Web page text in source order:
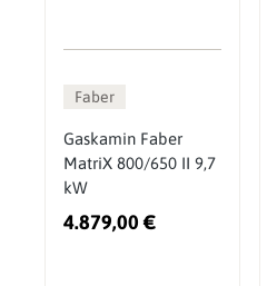
Faber
Gaskamin Faber
MatriX 800/650 II 9,7
kW
4.879,00 €